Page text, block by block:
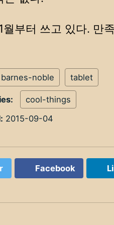
월부터 쓰고 있다. 만
barnes-noble tablet
cool-things
2015-09-04
Facebook